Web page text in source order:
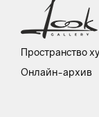
Пространство
Онлайн-архив